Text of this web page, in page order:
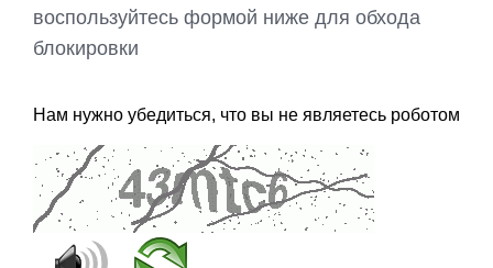
воспользуйтесь формой ниже для обхода
блокировки
Нам нужно убедиться, что вы не являетесь роботом